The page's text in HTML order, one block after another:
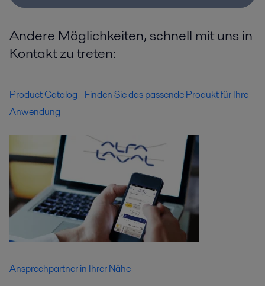
Andere Möglichkeiten, schnell mit uns in
Kontakt zu treten:
Product Catalog - Finden Sie das passende Produkt für Ihre
Anwendung
Ansprechpartner in Ihrer Nähe